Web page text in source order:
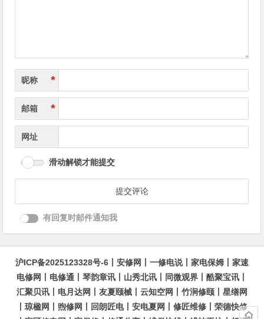
昵称 *
邮箱 *
网址
滑动解锁才能提交
有回复时邮件通知我
沪ICP备2025123328号-6 安修网 一修电说丨 家电保姆
家速
电修网
电修通 琴韵章讯 山秀北讯 同微观界 酷聚宝讯
汇聚贝讯
电月达网 友夏颐械 云知空网 竹涧修颐
星缮网
琼楹网 煦修网 回朗匠电丨 安电夏网 修匠维修
荣德快修